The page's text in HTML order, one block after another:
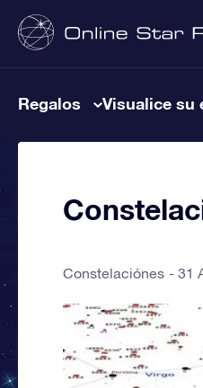
Regalos Visualice su
Constelaciónes 31